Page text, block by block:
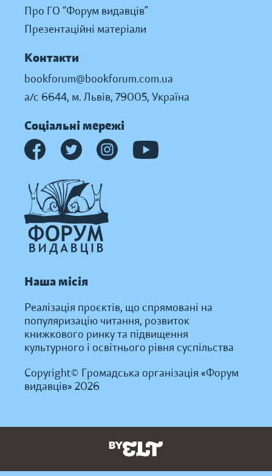
Про ГО “Форум видавців”
Презентаційні матеріали
Контакти
bookforum@bookforum.com.ua
а/с 6644, м. Львів, 79005, Україна
Соціальні мережі
Наша місія
Реалізація проєктів, що спрямовані на
популяризацію читання, розвиток
книжкового ринку та підвищення
культурного і освітнього рівня суспільства
Copyright© Громадська організація «Форум
видавців» 2026